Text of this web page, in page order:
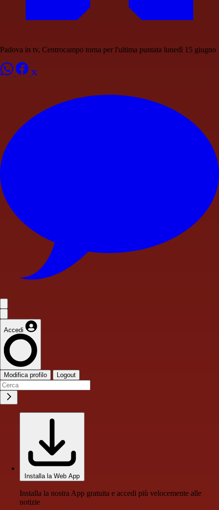
Padova in tv, Centrocampo torna per l'ultima puntata lunedì 15 giugno
Accedi
Modifica profilo Logout
Installa la Web App
Installa la nostra App gratuita e accedi più velocemente alle
notizie